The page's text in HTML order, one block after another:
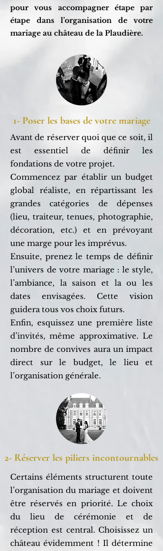
pour vous accompagner étape par
étape dans l’organisation de votre
mariage au château de la Plaudière.
1- Poser les bases de votre mariage
Avant de réserver quoi que ce soit, il
est essentiel de définir les
fondations de votre projet.
Commencez par établir un budget
global réaliste, en répartissant les
grandes catégories de dépenses
(lieu, traiteur, tenues, photographie,
décoration, etc.) et en prévoyant
une marge pour les imprévus.
Ensuite, prenez le temps de définir
l’univers de votre mariage : le style,
l’ambiance, la saison et la ou les
dates envisagées. Cette vision
guidera tous vos choix futurs.
Enfin, esquissez une première liste
d’invités, même approximative. Le
nombre de convives aura un impact
direct sur le budget, le lieu et
l’organisation générale.
2- Réserver les piliers incontournables
Certains éléments structurent toute
l’organisation du mariage et doivent
être réservés en priorité. Le choix
du lieu de cérémonie et de
réception est central. Choisissez un
château évidemment ! Il détermine